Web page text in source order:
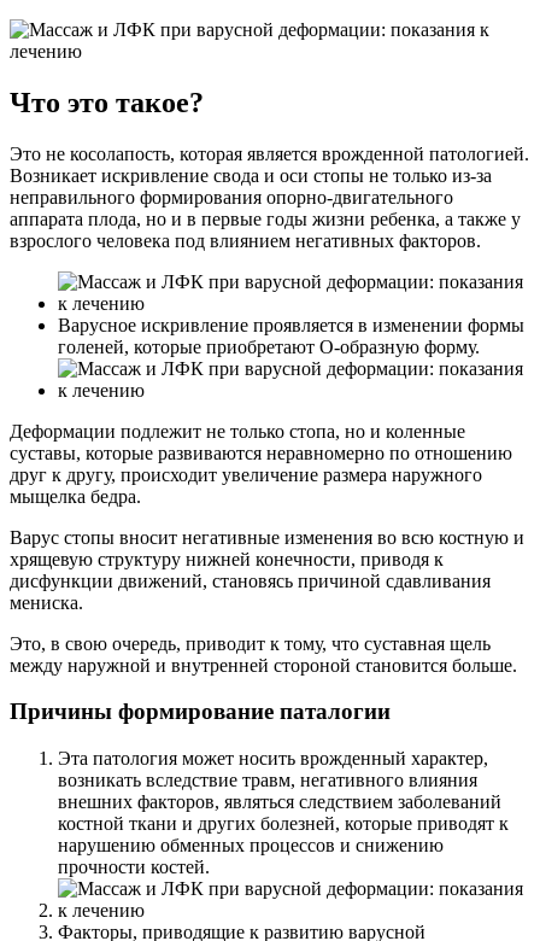
Что это такое?
Это не косолапость, которая является врожденной патологией.
Возникает искривление свода и оси стопы не только из-за
неправильного формирования опорно-двигательного
аппарата плода, но и в первые годы жизни ребенка, а также у
взрослого человека под влиянием негативных факторов.
Варусное искривление проявляется в изменении формы
голеней, которые приобретают О-образную форму.
Деформации подлежит не только стопа, но и коленные
суставы, которые развиваются неравномерно по отношению
друг к другу, происходит увеличение размера наружного
мыщелка бедра.
Варус стопы вносит негативные изменения во всю костную и
хрящевую структуру нижней конечности, приводя к
дисфункции движений, становясь причиной сдавливания
мениска.
Это, в свою очередь, приводит к тому, что суставная щель
между наружной и внутренней стороной становится больше.
Причины формирование паталогии
Эта патология может носить врожденный характер,
возникать вследствие травм, негативного влияния
внешних факторов, являться следствием заболеваний
костной ткани и других болезней, которые приводят к
нарушению обменных процессов и снижению
прочности костей.
Факторы, приводящие к развитию варусной